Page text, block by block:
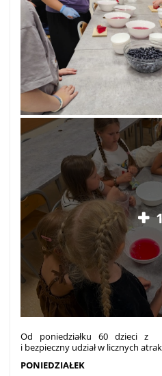
Od poniedziałku 60 dzieci z
i bezpieczny udział w licznych
PONIEDZIAŁEK